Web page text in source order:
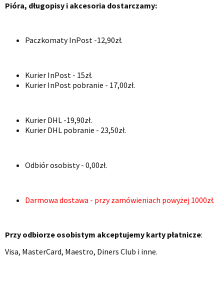
Pióra, długopisy i akcesoria dostarczamy:
Paczkomaty InPost -12,90zł.
Kurier InPost - 15zł.
Kurier InPost pobranie - 17,00zł.
Kurier DHL -19,90zł.
Kurier DHL pobranie - 23,50zł.
Odbiór osobisty - 0,00zł.
Darmowa dostawa - przy zamówieniach powyżej 1000zł.
Przy odbiorze osobistym akceptujemy karty płatnicze:
Visa, MasterCard, Maestro, Diners Club i inne.